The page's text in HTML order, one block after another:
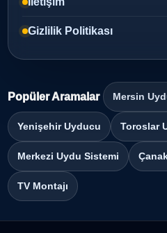
Gizlilik Politikası
Popüler Aramalar Mersin
Yenişehir Uyducu Toroslar
Merkezi Uydu Sistemi
TV Montajı